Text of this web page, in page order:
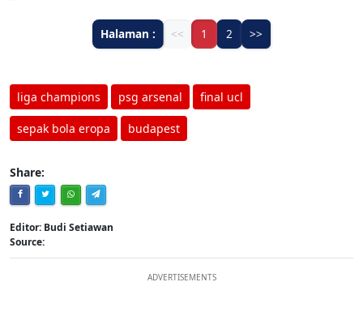
Halaman : << 1 2 >>
liga champions psg arsenal final ucl
sepak bola eropa budapest
Share:
Editor: Budi Setiawan
Source:
ADVERTISEMENTS